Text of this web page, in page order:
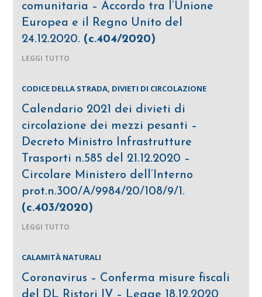
comunitaria – Accordo tra l’Unione
Europea e il Regno Unito del
24.12.2020. (c.404/2020)
LEGGI TUTTO
CODICE DELLA STRADA, DIVIETI DI CIRCOLAZIONE
Calendario 2021 dei divieti di
circolazione dei mezzi pesanti –
Decreto Ministro Infrastrutture
Trasporti n.585 del 21.12.2020 –
Circolare Ministero dell’Interno
prot.n.300/A/9984/20/108/9/1.
(c.403/2020)
LEGGI TUTTO
CALAMITÀ NATURALI
Coronavirus – Conferma misure fiscali